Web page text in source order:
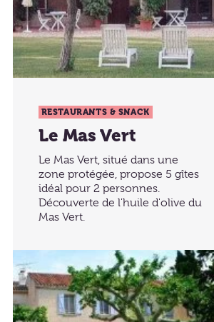
RESTAURANTS & SNACK
Le Mas Vert
Le Mas Vert, situé dans une
zone protégée, propose 5 gîtes
idéal pour 2 personnes.
Découverte de l'huile d'olive du
Mas Vert.